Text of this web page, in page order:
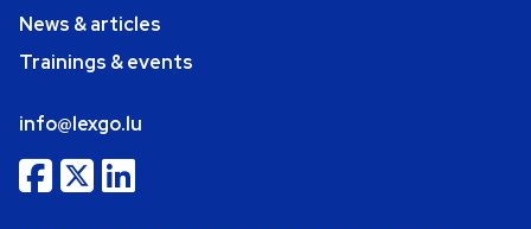
News & articles
Trainings & events
info@lexgo.lu